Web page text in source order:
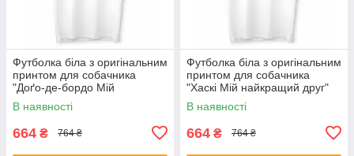
Футболка біла з оригінальним
принтом для собачника
"Доґо-де-бордо Мій
найкращий друг" Push IT
В наявності
664 ₴ 764 ₴
Футболка біла з оригінальним
принтом для собачника
"Хаскі Мій найкращий друг"
Push IT
В наявності
664 ₴ 764 ₴